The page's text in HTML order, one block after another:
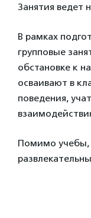
Занятия ведет
В рамках
групповые
обстановке к
осваивают в
поведения,
Помимо учебы,